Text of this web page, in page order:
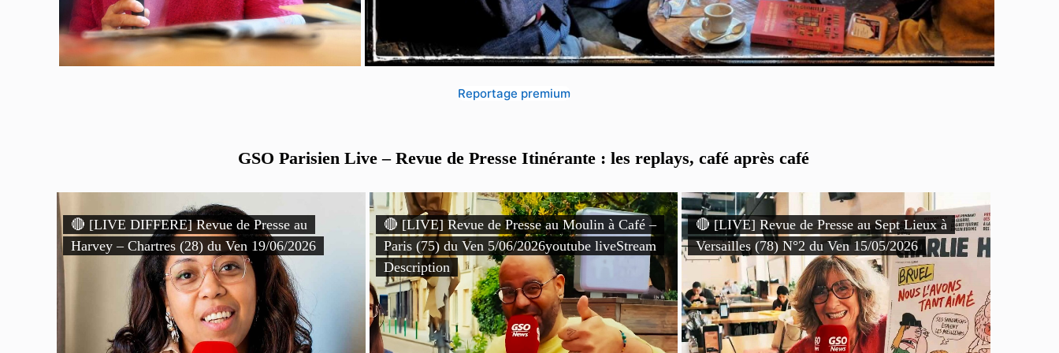
Reportage premium
GSO Parisien Live – Revue de Presse Itinérante : les replays, café après café
🔴 [LIVE DIFFERE] Revue de Presse au
Harvey – Chartres (28) du Ven 19/06/2026
🔴 [LIVE] Revue de Presse au Moulin à Café –
Paris (75) du Ven 5/06/2026youtube liveStream
Description
🔴 [LIVE] Revue de Presse au Sept Lieux à
Versailles (78) N°2 du Ven 15/05/2026